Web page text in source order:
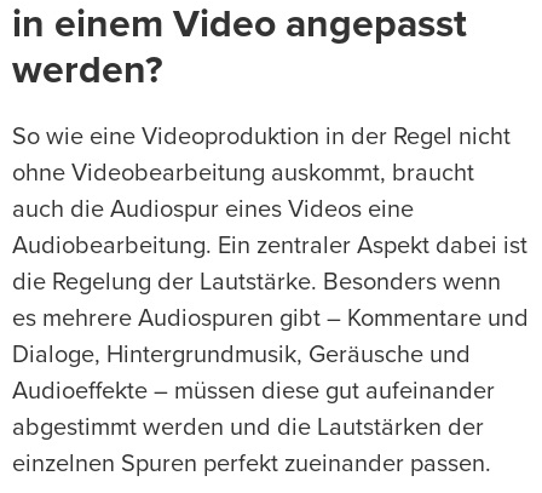
in einem Video angepasst
werden?
So wie eine Videoproduktion in der Regel nicht
ohne Videobearbeitung auskommt, braucht
auch die Audiospur eines Videos eine
Audiobearbeitung. Ein zentraler Aspekt dabei ist
die Regelung der Lautstärke. Besonders wenn
es mehrere Audiospuren gibt – Kommentare und
Dialoge, Hintergrundmusik, Geräusche und
Audioeffekte – müssen diese gut aufeinander
abgestimmt werden und die Lautstärken der
einzelnen Spuren perfekt zueinander passen.